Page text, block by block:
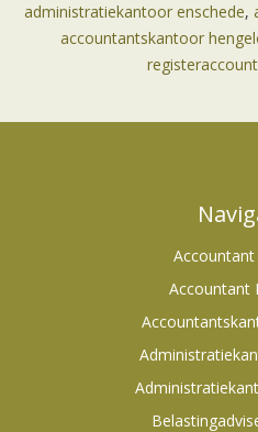
administratiekantoor enschede,
accountantskantoor
Accountant